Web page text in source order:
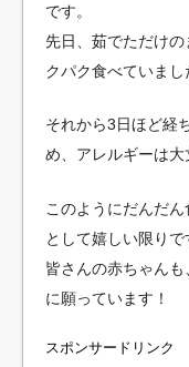
です。
先日、茹でただけ
クパク食べていまし
それから3日ほど経
め、アレルギーは大
このようにだんだ
として嬉しい限りで
皆さんの赤ちゃん
に願っています！
スポンサードリンク